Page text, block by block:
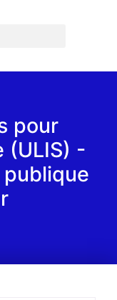
pour
(ULIS) -
publique